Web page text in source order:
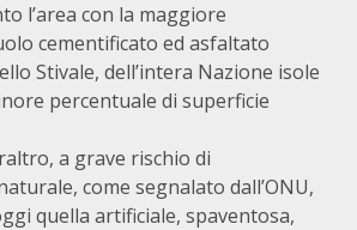
l’area con la maggiore
cementificato ed asfaltato
Stivale, dell’intera Nazione isole
percentuale di superficie
a grave rischio di
come segnalato dall’ONU,
quella artificiale, spaventosa,